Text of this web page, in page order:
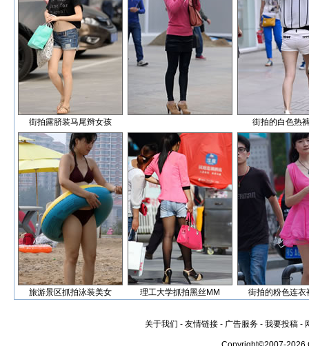
街拍露脐装马尾辫女孩 街拍的白色热
旅游景区抓拍泳装美女 理工大学抓拍黑丝MM 街拍的粉色连衣
关于我们 - 友情链接 - 广告服务 - 我要投稿 -